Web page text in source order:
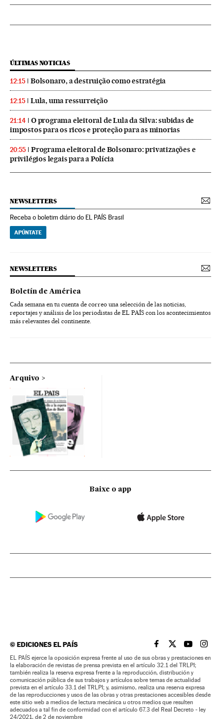
ÚLTIMAS NOTICIAS
12:15 Bolsonaro, a destruição como estratégia
12:15 Lula, uma ressurreição
21:14
O programa eleitoral de Lula da Silva: subidas de
impostos para os ricos e proteção para as minorias
20:55
Programa eleitoral de Bolsonaro: privatizações e
privilégios legais para a Polícia
NEWSLETTERS
Receba o boletim diário do EL PAÍS Brasil
APÚNTATE
NEWSLETTERS
Boletín de América
Cada semana en tu cuenta de correo una selección de las noticias,
reportajes y análisis de los periodistas de EL PAÍS con los acontecimientos
más relevantes del continente.
Arquivo
Baixe o app
©EDICIONES EL PAÍS EL PAÍS BRASIL EN
EL PAÍSEL PAÍS
EL
EL PAÍS ejerce la oposición expresa frente al uso de sus obras y prestaciones en
la elaboración de revistas de prensa prevista en el artículo 32.1 del TRLPI;
también realiza la reserva expresa frente a la reproducción, distribución y
comunicación pública de sus trabajos y artículos sobre temas de actualidad
prevista en el artículo 33.1 del TRLPI; y, asimismo, realiza una reserva expresa
de las reproducciones y usos de las obras y otras prestaciones accesibles desde
este sitio web a medios de lectura mecánica u otros medios que resulten
adecuados a tal fin de conformidad con el artículo 67.3 del Real Decreto - ley
24/2021, de 2 de noviembre